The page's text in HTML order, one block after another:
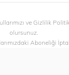
ve Gizlilik
olursunuz.
Aboneliği İptal